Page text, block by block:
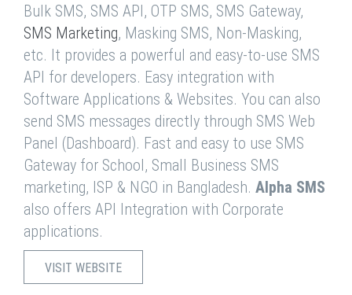
Bulk SMS, SMS API, OTP SMS, SMS Gateway,
SMS Marketing, Masking SMS, Non-Masking,
etc. It provides a powerful and easy-to-use SMS
API for developers. Easy integration with
Software Applications & Websites. You can also
send SMS messages directly through SMS Web
Panel (Dashboard). Fast and easy to use SMS
Gateway for School, Small Business SMS
marketing, ISP & NGO in Bangladesh. Alpha SMS
also offers API Integration with Corporate
applications.
VISIT WEBSITE